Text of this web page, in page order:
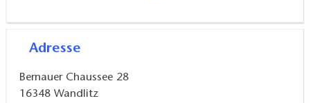
Adresse
Bernauer Chaussee 28
16348 Wandlitz